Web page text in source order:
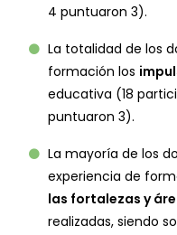
4 puntuaron 3).
La totalidad de los
formación los
educativa (18
puntuaron 3).
La mayoría de los
experiencia de
las fortalezas y
realizadas, siendo